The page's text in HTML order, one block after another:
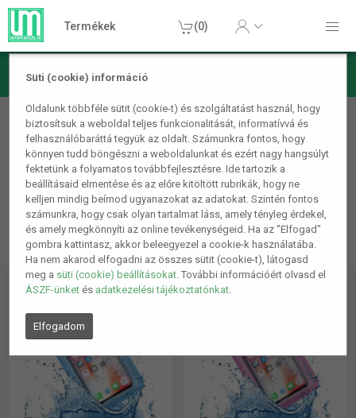
Süti (cookie) információ
Oldalunk többféle sütit (cookie-t) és szolgáltatást használ, hogy
biztosítsuk a weboldal teljes funkcionalitását, informatívvá és
felhasználóbaráttá tegyük az oldalt. Számunkra fontos, hogy
könnyen tudd böngészni a weboldalunkat és ezért nagy hangsúlyt
fektetünk a folyamatos továbbfejlesztésre. Ide tartozik a
beállításaid elmentése és az előre kitöltött rubrikák, hogy ne
kelljen mindig beírnod ugyanazokat az adatokat. Szintén fontos
számunkra, hogy csak olyan tartalmat láss, amely tényleg érdekel,
és amely megkönnyíti az online tevékenységeid. Ha az "Elfogad"
gombra kattintasz, akkor beleegyezel a cookie-k használatába.
Ha nem akarod elfogadni az összes sütit (cookie-t), látogasd
meg a süti (cookie) beállításokat. További információért olvasd el
ÁSZF-ünket és adatkezelési tájékoztatónkat.
Elfogadom
Termékek (0)
Mobiltelefon kiegészítő
Telefonos kiegészítők